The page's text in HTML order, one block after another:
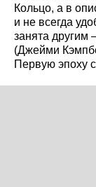
Кольцо, а в
и не всегда
занята другим
(Джейми
Первую эпоху